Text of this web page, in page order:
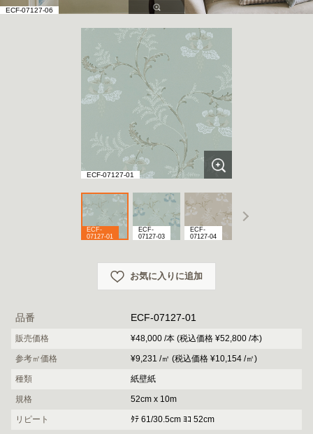
ECF-07127-06
ECF-07127-01
ECF-
07127-01
ECF-
07127-03
ECF-
07127-04
お気に入りに追加
品番 ECF-07127-01
販売価格 ¥48,000 /本 (税込価格 ¥52,800 /本)
参考㎡価格 ¥9,231 /㎡ (税込価格 ¥10,154 /㎡)
種類 紙壁紙
規格 52cm x 10m
リピート ﾀﾃ 61/30.5cm ﾖｺ 52cm